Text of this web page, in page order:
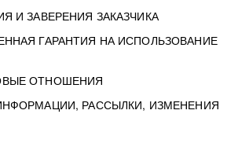
И ЗАВЕРЕНИЯ ЗАКАЗЧИКА
ГАРАНТИЯ НА ИСПОЛЬЗОВАНИЕ
ОТНОШЕНИЯ
РАССЫЛКИ, ИЗМЕНЕНИЯ